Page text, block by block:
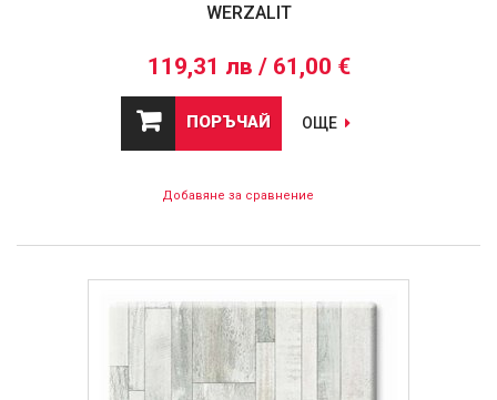
WERZALIT
119,31 лв / 61,00 €
ПОРЪЧАЙ ОЩЕ
Добавяне за сравнение